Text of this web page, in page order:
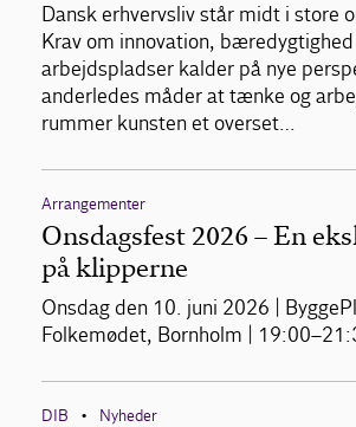
Dansk erhvervsliv står midt i store
Krav om innovation,
arbejdspladser kalder på nye
anderledes måder at tænke og
rummer kunsten et overset…
Arrangementer
Onsdagsfest 2026 – En
på klipperne
Onsdag den 10. juni 2026 |
Folkemødet, Bornholm |
DIB • Nyheder